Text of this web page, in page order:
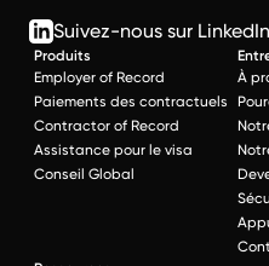
Suivez-nous sur LinkedIn
Produits
Employer of Record
Paiements des contractuels
Contractor of Record
Assistance pour le visa
Conseil Global
À